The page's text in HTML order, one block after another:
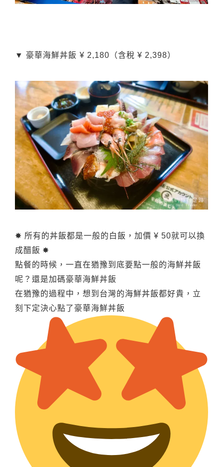
▼ 豪華海鮮丼飯 ¥ 2,180（含稅 ¥ 2,398）
✸ 所有的丼飯都是一般的白飯，加價 ¥ 50就可以換
成醋飯 ✸
點餐的時候，一直在猶豫到底要點一般的海鮮丼飯
呢？還是加碼豪華海鮮丼飯
在猶豫的過程中，想到台灣的海鮮丼飯都好貴，立
刻下定決心點了豪華海鮮丼飯